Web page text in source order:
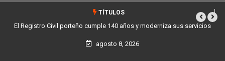
TÍTULOS
servicios Buenos Aires sumó 12 nuevos Bares Notables y ya son 90 en
la Ciudad
agosto 8, 2026